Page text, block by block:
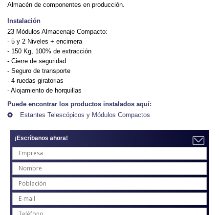
Almacén de componentes en producción.
Instalación
23 Módulos Almacenaje Compacto:
- 5 y 2 Niveles + encimera
- 150 Kg, 100% de extracción
- Cierre de seguridad
- Seguro de transporte
- 4 ruedas giratorias
- Alojamiento de horquillas
Puede encontrar los productos instalados aquí:
Estantes Telescópicos y Módulos Compactos
¡Escríbanos ahora!